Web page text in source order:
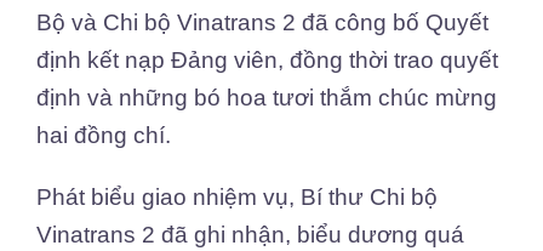
Bộ và Chi bộ Vinatrans 2 đã công bố Quyết
định kết nạp Đảng viên, đồng thời trao quyết
định và những bó hoa tươi thắm chúc mừng
hai đồng chí.
Phát biểu giao nhiệm vụ, Bí thư Chi bộ
Vinatrans 2 đã ghi nhận, biểu dương quá